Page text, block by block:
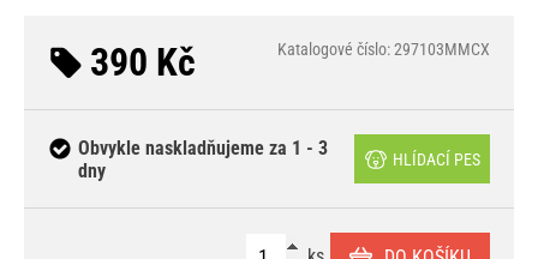
390 Kč Katalogové číslo: 297103MMCX
Obvykle naskladňujeme za 1 - 3
dny
HLÍDACÍ PES